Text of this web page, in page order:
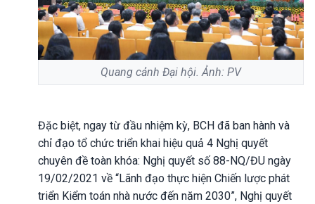
Quang cảnh Đại hội. Ảnh: PV
Đặc biệt, ngay từ đầu nhiệm kỳ, BCH đã ban hành và
chỉ đạo tổ chức triển khai hiệu quả 4 Nghị quyết
chuyên đề toàn khóa: Nghị quyết số 88-NQ/ĐU ngày
19/02/2021 về “Lãnh đạo thực hiện Chiến lược phát
triển Kiểm toán nhà nước đến năm 2030”, Nghị quyết